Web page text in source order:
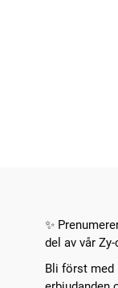
✨
del av vår
Bli först med